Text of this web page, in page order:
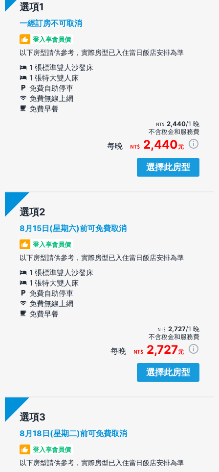
選項
一經訂房不可取消
登入享會員價
以下房型請供參考，實際房型已入住當日飯店安排為準
1 張標準雙人沙發床
1 張特大雙人床
免費自助停車
免費無線上網
免費早餐
2,440/1 晚
不含稅金和服務費
每晚 2,440元
選擇此房型
選項
8月15日(星期六)前可免費取消
登入享會員價
以下房型請供參考，實際房型已入住當日飯店安排為準
1 張標準雙人沙發床
1 張特大雙人床
免費自助停車
免費無線上網
免費早餐
2,727/1 晚
不含稅金和服務費
每晚 2,727元
選擇此房型
選項
8月18日(星期二)前可免費取消
登入享會員價
以下房型請供參考，實際房型已入住當日飯店安排為準